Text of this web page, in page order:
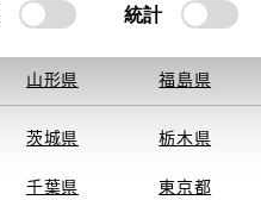
統計
青森県 岩手県
山形県 福島県
茨城県 栃木県
千葉県 東京都
申し訳ご
何らかの問題が
恐れ入りますが、しばらく経